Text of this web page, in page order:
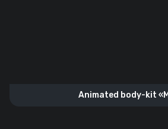
Animated body-kit